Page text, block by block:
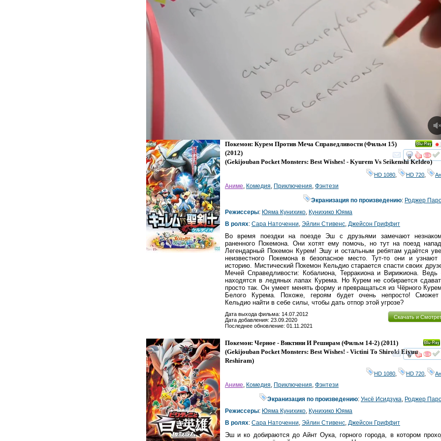
Ray
Покемон: Курем Против Меча Справедливости (Фильм 15)
(2012)
(Gekijouban Pocket Monsters: Best Wishes! - Kyurem Vs Seikenshi Keldeo)
HD 1080 HD 720
Аниме Комедия Приключения Фэнтези
Экранизация по произведению: Роджер
Режиссеры: Юяма Кунихико Кунихико Юяма
В ролях: Сара Наточенни Эйлин Стивенс Джейсон Гриффит
Во время поездки на поезде Эш с друзьями замечают
раненного Покемона. Они хотят ему помочь, но тут на поезд
Легендарный Покемон Курем! Эшу и остальным ребятам удаётся
неизвестного Покемона в безопасное место. Тут-то они и узнают
историю. Мистический Покемон Кельдио старается спасти своих
Мечей Справедливости: Кобалиона, Терракиона и Вирижиона. Ведь
находятся в ледяных лапах Курема. Но Курем не собирается
просто так. Он умеет менять форму и превращаться из Чёрного
Белого Курема. Похоже, героям будет очень непросто!
Кельдио найти в себе силы, чтобы дать отпор этой угрозе?
Скачать и
Дата выхода фильма: 14.07.2012
Дата добавления: 23.09.2020
Последнее обновление: 01.11.2021
Ray
Покемон: Черное - Виктини И Реширам (Фильм 14-2) (2011)
(Gekijouban Pocket Monsters: Best Wishes! - Victini To Shiroki Eiyuu
Reshiram)
HD 1080 HD 720
Аниме, Комедия, Приключения, Фэнтези
Экранизация по произведению: Унсё Исидзука, Роджер
Режиссеры: Юяма Кунихико, Кунихико Юяма
В ролях: Сара Наточенни, Эйлин Стивенс, Джейсон Гриффит
Эш и ко добираются до Айнт Оука, горного города, в котором